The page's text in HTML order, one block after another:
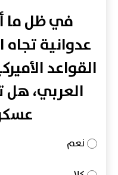
في ظل ما
عدوانية
القواعد
العربي، هل
نعم